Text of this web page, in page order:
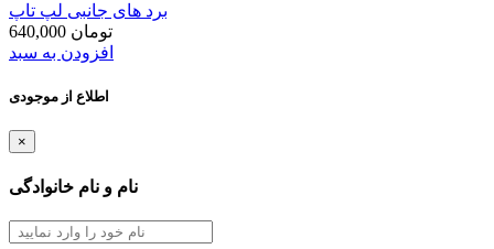
برد های جانبی لپ تاپ
640,000 تومان
افزودن به سبد
اطلاع از موجودی
×
نام و نام خانوادگی